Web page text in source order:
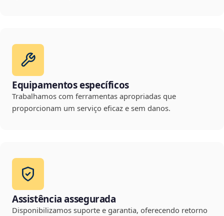
Equipamentos específicos
Trabalhamos com ferramentas apropriadas que
proporcionam um serviço eficaz e sem danos.
Assistência assegurada
Disponibilizamos suporte e garantia, oferecendo retorno